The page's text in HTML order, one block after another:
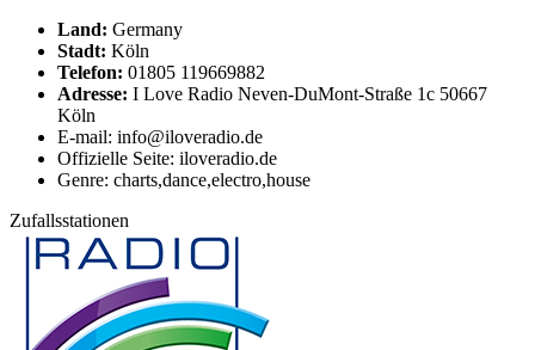
Land: Germany
Stadt: Köln
Telefon: 01805 119669882
Adresse: I Love Radio Neven-DuMont-Straße 1c 50667
Köln
E-mail: info@iloveradio.de
Offizielle Seite: iloveradio.de
Genre: charts,dance,electro,house
Zufallsstationen